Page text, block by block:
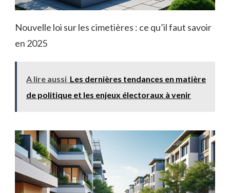
Nouvelle loi sur les cimetières : ce qu’il faut savoir
en 2025
A lire aussi Les dernières tendances en matière
de politique et les enjeux électoraux à venir